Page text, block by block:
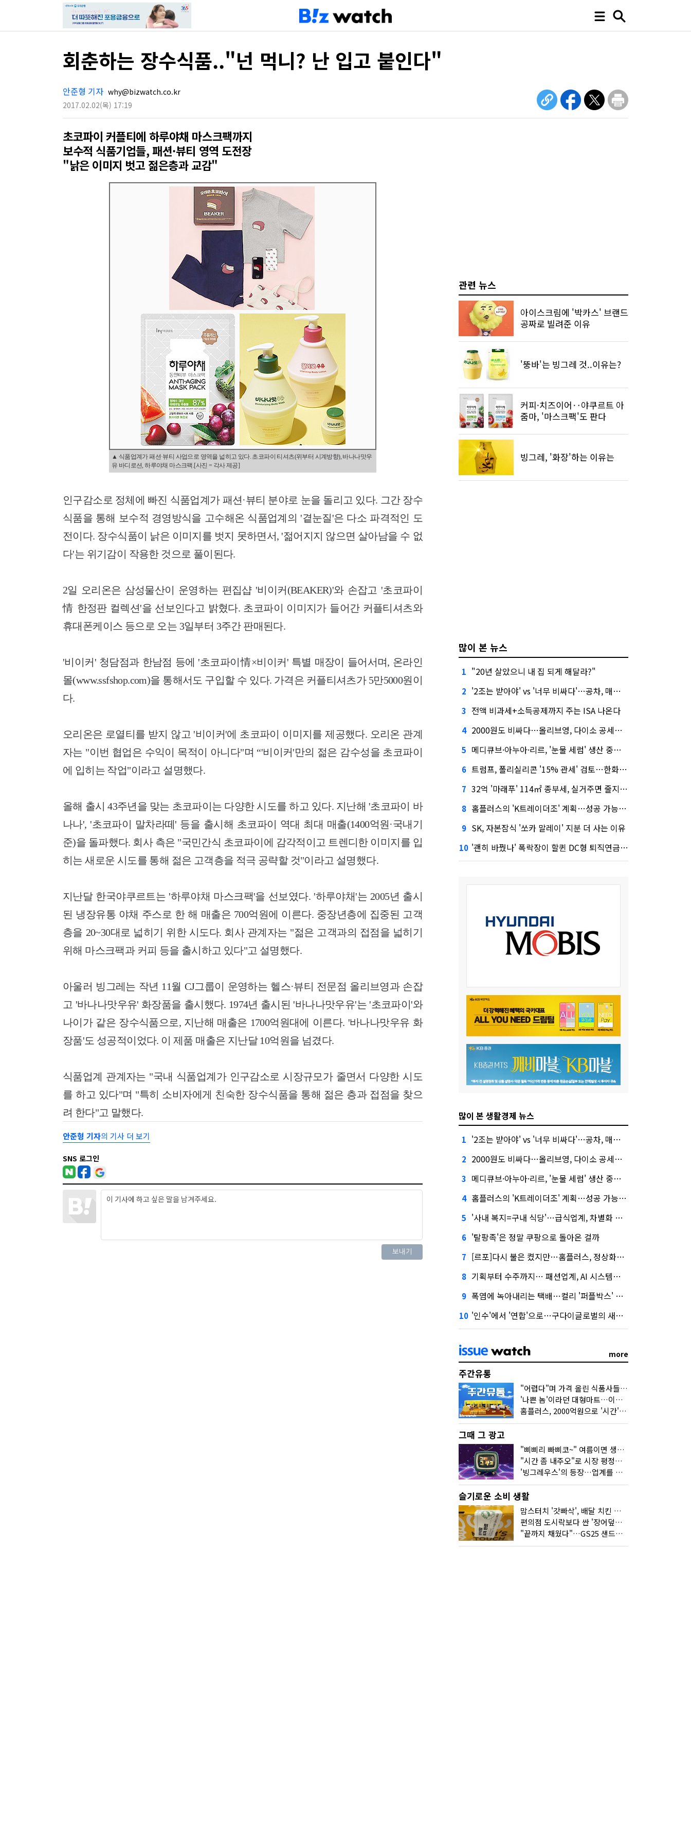
회춘하는 장수식품.."넌 먹니? 난 입고 붙인다"
안준형 기자 why@bizwatch.co.kr
2017.02.02(목) 17:19
초코파이 커플티에 하루야채 마스크팩까지
보수적 식품기업들, 패션·뷰티 영역 도전장
"낡은 이미지 벗고 젊은층과 교감"
▲ 식품업계가 패션·뷰티 사업으로 영역을 넓히고 있다. 초코파이 티셔츠(위부터 시계방향), 바나나맛우
유 바디로션, 하루야채 마스크팩.[사진 = 각사 제공]
인구감소로 정체에 빠진 식품업계가 패션·뷰티 분야로 눈을 돌리고 있다. 그간 장수
식품을 통해 보수적 경영방식을 고수해온 식품업계의 '곁눈질'은 다소 파격적인 도
전이다. 장수식품이 낡은 이미지를 벗지 못하면서, '젊어지지 않으면 살아남을 수 없
다'는 위기감이 작용한 것으로 풀이된다.
2일 오리온은 삼성물산이 운영하는 편집샵 '비이커(BEAKER)'와 손잡고 '초코파이
情 한정판 컬렉션'을 선보인다고 밝혔다. 초코파이 이미지가 들어간 커플티셔츠와
휴대폰케이스 등으로 오는 3일부터 3주간 판매된다.
'비이커' 청담점과 한남점 등에 '초코파이情×비이커' 특별 매장이 들어서며, 온라인
몰(www.ssfshop.com)을 통해서도 구입할 수 있다. 가격은 커플티셔츠가 5만5000원이
다.
오리온은 로열티를 받지 않고 '비이커'에 초코파이 이미지를 제공했다. 오리온 관계
자는 "이번 협업은 수익이 목적이 아니다"며 “'비이커'만의 젊은 감수성을 초코파이
에 입히는 작업"이라고 설명했다.
올해 출시 43주년을 맞는 초코파이는 다양한 시도를 하고 있다. 지난해 '초코파이 바
나나', '초코파이 말차라떼' 등을 출시해 초코파이 역대 최대 매출(1400억원·국내기
준)을 돌파했다. 회사 측은 "국민간식 초코파이에 감각적이고 트렌디한 이미지를 입
히는 새로운 시도를 통해 젊은 고객층을 적극 공략할 것"이라고 설명했다.
지난달 한국야쿠르트는 '하루야채 마스크팩'을 선보였다. '하루야채'는 2005년 출시
된 냉장유통 야채 주스로 한 해 매출은 700억원에 이른다. 중장년층에 집중된 고객
층을 20~30대로 넓히기 위한 시도다. 회사 관계자는 "젊은 고객과의 접점을 넓히기
위해 마스크팩과 커피 등을 출시하고 있다"고 설명했다.
아울러 빙그레는 작년 11월 CJ그룹이 운영하는 헬스·뷰티 전문점 올리브영과 손잡
고 '바나나맛우유' 화장품을 출시했다. 1974년 출시된 '바나나맛우유'는 '초코파이'와
나이가 같은 장수식품으로, 지난해 매출은 1700억원대에 이른다. '바나나맛우유 화
장품'도 성공적이었다. 이 제품 매출은 지난달 10억원을 넘겼다.
식품업계 관계자는 "국내 식품업계가 인구감소로 시장규모가 줄면서 다양한 시도
를 하고 있다"며 "특히 소비자에게 친숙한 장수식품을 통해 젊은 층과 접점을 찾으
려 한다"고 말했다.
안준형 기자의 기사 더 보기
SNS 로그인
관련 뉴스
아이스크림에 '박카스' 브랜드
공짜로 빌려준 이유
'뚱바'는 빙그레 것..이유는?
커피·치즈이어‥야쿠르트 아
줌마, '마스크팩'도 판다
빙그레, '화장'하는 이유는
많이 본 뉴스
1 "20년 살았으니 내 집 되게 해달라?"
2 '2조는 받아야' vs '너무 비싸다'…공차, 매각 성공할까
3 전액 비과세+소득공제까지 주는 ISA 나온다
4 2000원도 비싸다…올리브영, 다이소 공세에 '가성비'로 맞불
5 메디큐브·아누아·리르, '눈물 세럼' 생산 중단한다
6 트럼프, 폴리실리콘 '15% 관세' 검토…한화큐셀·OCI 영향은?
7 32억 '마래푸' 114㎡ 종부세, 실거주면 줄지만 안 살면 2.5배
8 홈플러스의 'K트레이더조' 계획…성공 가능성은 '글쎄'
9 SK, 자본잠식 '쏘카 말레이' 지분 더 사는 이유
10 '괜히 바꿨나' 폭락장이 할퀸 DC형 퇴직연금…전문가 조언은
많이 본 생활경제 뉴스
1 '2조는 받아야' vs '너무 비싸다'…공차, 매각 성공할까
2 2000원도 비싸다…올리브영, 다이소 공세에 '가성비'로 맞불
3 메디큐브·아누아·리르, '눈물 세럼' 생산 중단한다
4 홈플러스의 'K트레이더조' 계획…성공 가능성은 '글쎄'
5 '사내 복지=구내 식당'…급식업계, 차별화 경쟁 본격화
6 '탈팡족'은 정말 쿠팡으로 돌아온 걸까
7 [르포]다시 불은 켰지만…홈플러스, 정상화까진 '까마득'
8 기획부터 수주까지… 패션업계, AI 시스템화 박차
9 폭염에 녹아내리는 택배…컬리 '퍼플박스' 대안 될까
10 '인수'에서 '연합'으로…구다이글로벌의 새로운 투자법
more
주간유통
"어렵다"며 가격 올린 식품사들…진짜 어려운 거 맞아?
'나쁜 놈'이라던 대형마트…이젠 '불쌍한 놈' 됐다
홈플러스, 2000억원으로 '시간'을 샀다
그때 그 광고
"삐삐리 빠삐코~" 여름이면 생각나는 그 노래
"시간 좀 내주오"로 시장 평정한 하이마트
'빙그레우스'의 등장…업계를 흔든 '세계관' 마케팅
슬기로운 소비 생활
맘스터치 '갓빠삭', 배달 치킨 선입견을 바꿨다
편의점 도시락보다 싼 '장어덮밥'…오뚜기가 해냈다
"끝까지 채웠다"…GS25 샌드위치의 달라진 '속'사정